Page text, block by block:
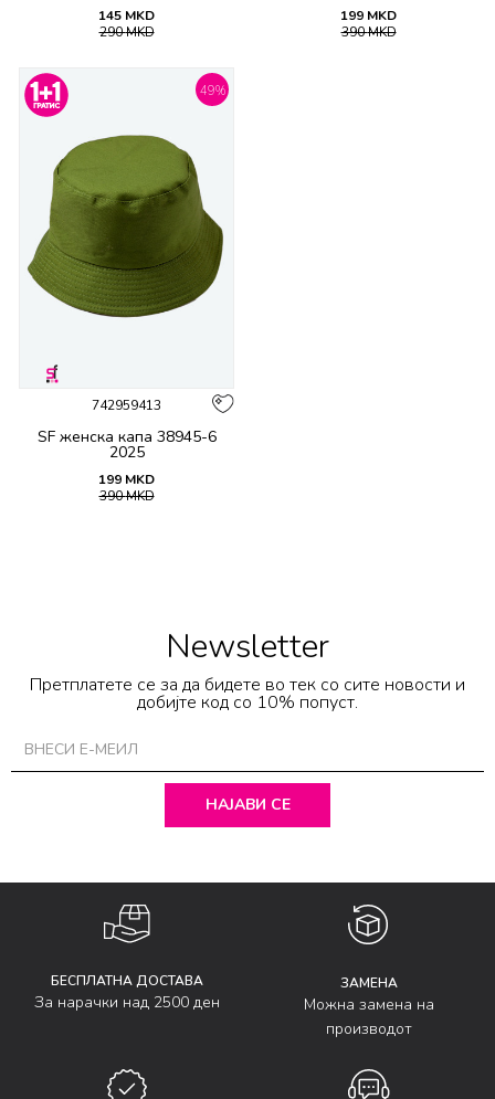
145 MKD
290MKD
199 MKD
390MKD
49%
742959413
SF женска капа 38945-6
2025
199 MKD
390MKD
Newsletter
Претплатете се за да бидете во тек со сите новости и
добијте код со 10% попуст.
НАЈАВИ СЕ
БЕСПЛАТНА ДОСТАВА
За нарачки над 2500 ден
ЗАМЕНА
Можна замена на
производот